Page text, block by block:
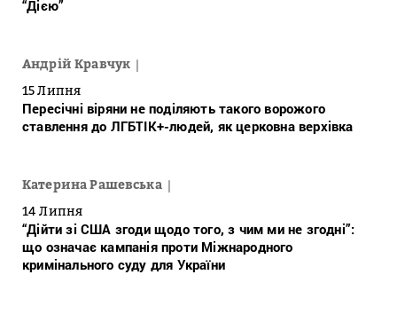
“Дією”
Андрій Кравчук
15 Липня
Пересічні віряни не поділяють такого ворожого
ставлення до ЛГБТІК+-людей, як церковна верхівка
Катерина Рашевська
14 Липня
“Дійти зі США згоди щодо того, з чим ми не згодні”:
що означає кампанія проти Міжнародного
кримінального суду для України